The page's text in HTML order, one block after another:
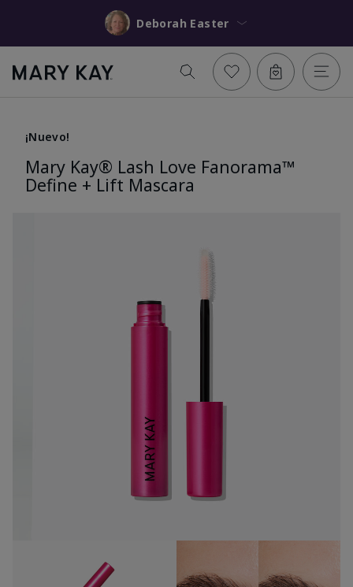
Deborah Easter
¡Nuevo!
Mary Kay® Lash Love Fanorama™
Define + Lift Mascara